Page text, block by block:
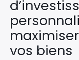
vos biens